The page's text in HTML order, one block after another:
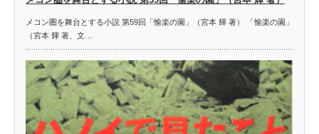
メコン圏を舞台とする小説 第59回「愉楽の園」（宮本 輝 著） 「愉楽の園」
（宮本 輝 著、文…